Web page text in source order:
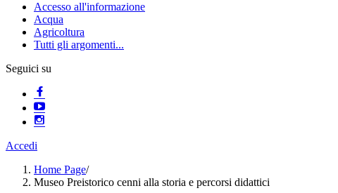
Accesso all'informazione
Acqua
Agricoltura
Tutti gli argomenti...
Seguici su
Accedi
Home Page/
Museo Preistorico cenni alla storia e percorsi didattici